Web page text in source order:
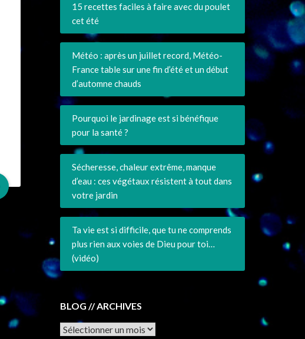
15 recettes faciles à faire avec du poulet
cet été
Météo : après un juillet record, Météo-
France table sur une fin d’été et un début
d’automne chauds
Pourquoi le jardinage est si bénéfique
pour la santé ?
Sécheresse, chaleur extrême, manque
d’eau : ces végétaux résistent à tout dans
votre jardin
Ta vie est si difficile, que tu ne comprends
plus rien aux voies de Dieu pour toi…
(vidéo)
BLOG // ARCHIVES
Archives